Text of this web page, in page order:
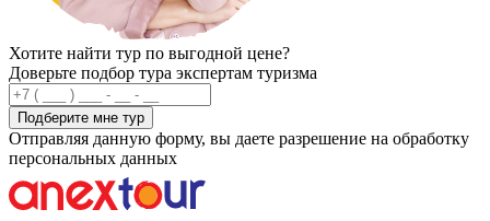
Хотите найти тур по выгодной цене?
Доверьте подбор тура экспертам туризма
Подберите мне тур
Отправляя данную форму, вы даете разрешение на обработку
персональных данных